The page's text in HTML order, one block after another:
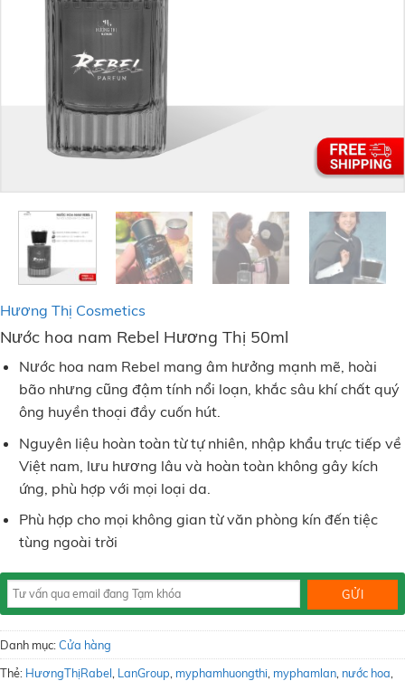
Hương Thị Cosmetics
Nước hoa nam Rebel Hương Thị 50ml
Nước hoa nam Rebel mang âm hưởng mạnh mẽ, hoài
bão nhưng cũng đậm tính nổi loạn, khắc sâu khí chất quý
ông huyền thoại đầy cuốn hút.
Nguyên liệu hoàn toàn từ tự nhiên, nhập khẩu trực tiếp về
Việt nam, lưu hương lâu và hoàn toàn không gây kích
ứng, phù hợp với mọi loại da.
Phù hợp cho mọi không gian từ văn phòng kín đến tiệc
tùng ngoài trời
Danh mục:Cửa hàng
Thẻ: HươngThịRabel LanGroup myphamhuongthi myphamlan nước hoa